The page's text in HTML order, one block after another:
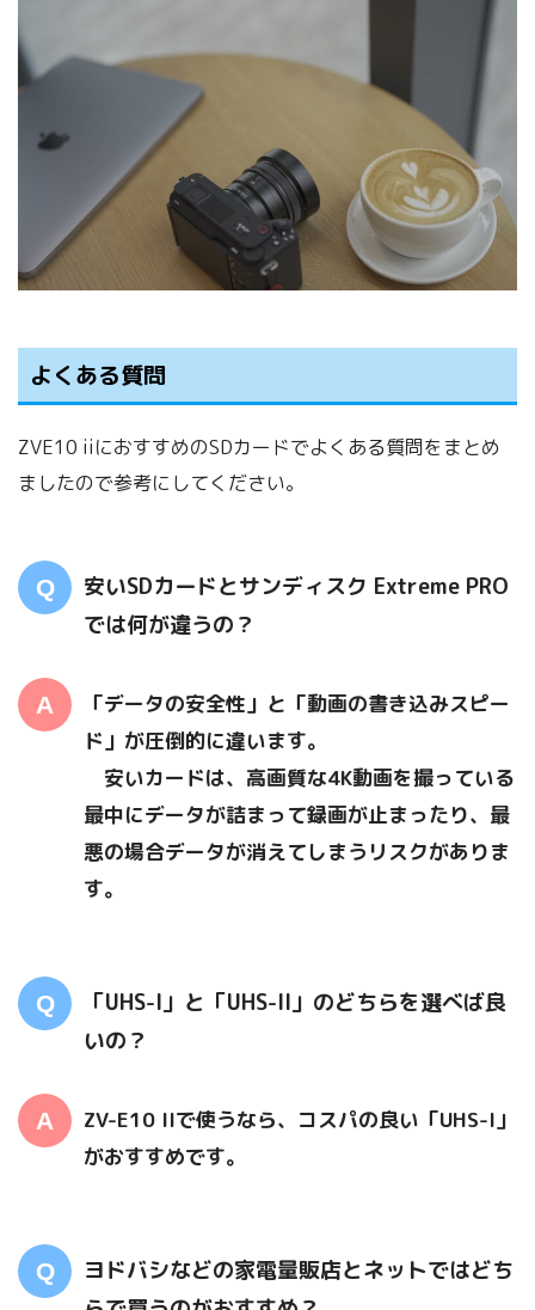
よくある質問
ZVE10 iiにおすすめのSDカードでよくある質問をまとめ
ましたので参考にしてください。
安いSDカードとサンディスク Extreme PRO
では何が違うの？
「データの安全性」と「動画の書き込みスピー
ド」が圧倒的に違います。
安いカードは、高画質な4K動画を撮っている
最中にデータが詰まって録画が止まったり、最
悪の場合データが消えてしまうリスクがありま
す。
「UHS-I」と「UHS-II」のどちらを選べば良
いの？
ZV-E10 IIで使うなら、コスパの良い「UHS-I」
がおすすめです。
ヨドバシなどの家電量販店とネットではどち